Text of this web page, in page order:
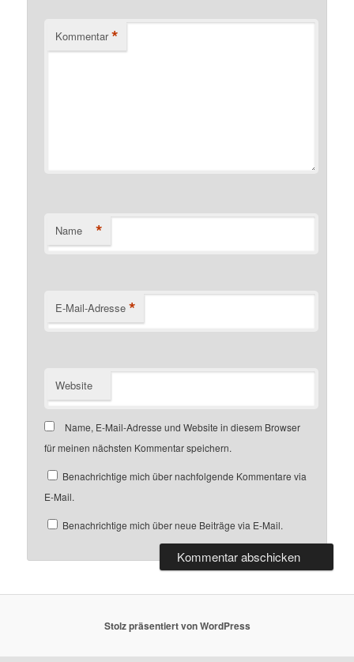
Kommentar *
Name *
E-Mail-Adresse *
Website
Name, E-Mail-Adresse und Website in diesem Browser
für meinen nächsten Kommentar speichern.
Benachrichtige mich über nachfolgende Kommentare via
E-Mail.
Benachrichtige mich über neue Beiträge via E-Mail.
Stolz präsentiert von WordPress